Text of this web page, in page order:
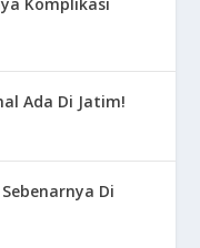
Ada Di Jatim!
Di